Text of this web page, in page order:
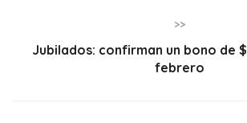
>>
Jubilados: confirman un bono de
febrero